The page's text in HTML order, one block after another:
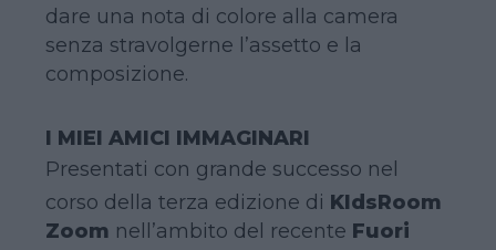
dare una nota di colore alla camera
senza stravolgerne l’assetto e la
composizione.
I MIEI AMICI IMMAGINARI
Presentati con grande successo nel
corso della terza edizione di KIdsRoom
Zoom nell’ambito del recente Fuori